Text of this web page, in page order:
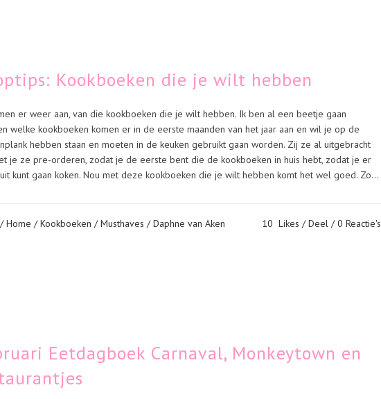
Kookboeken die je wilt hebben
er weer aan, van die kookboeken die je wilt hebben. Ik ben al een beetje gaan
welke kookboeken komen er in de eerste maanden van het jaar aan en wil je op de
hebben staan en moeten in de keuken gebruikt gaan worden. Zij ze al uitgebracht
je ze pre-orderen, zodat je de eerste bent die de kookboeken in huis hebt, zodat je er
kunt gaan koken. Nou met deze kookboeken die je wilt hebben komt het wel goed. Zo...
Home /Kookboeken /Musthaves / Daphne van Aken 10 Likes Deel 0 Reactie's
Eetdagboek Carnaval, Monkeytown en